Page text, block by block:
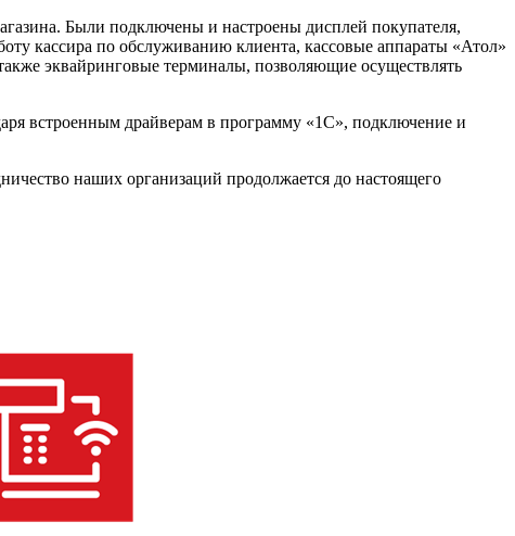
Были подключены и настроены дисплей покупателя,
кассира по обслуживанию клиента, кассовые аппараты «Атол»
эквайринговые терминалы, позволяющие осуществлять
встроенным драйверам в программу «1С», подключение и
наших организаций продолжается до настоящего